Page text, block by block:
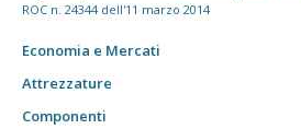
ROC n. 24344 dell'11 marzo 2014
Economia e Mercati
Attrezzature
Componenti